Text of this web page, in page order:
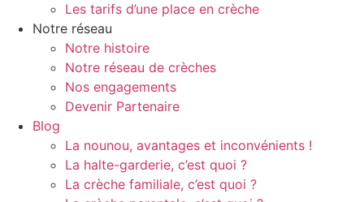
Les tarifs d’une place en crèche
Notre réseau
Notre histoire
Notre réseau de crèches
Nos engagements
Devenir Partenaire
Blog
La nounou, avantages et inconvénients !
La halte-garderie, c’est quoi ?
La crèche familiale, c’est quoi ?